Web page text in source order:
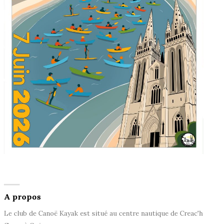
A propos
Le club de Canoë Kayak est situé au centre nautique de Creac'h